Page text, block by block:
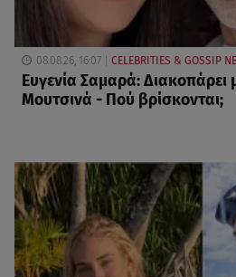
08.08.26, 16:07 CELEBRITIES & GOSSIP
Ευγενία Σαμαρά: Διακοπάρει
Μουτσινά - Πού βρίσκονται;